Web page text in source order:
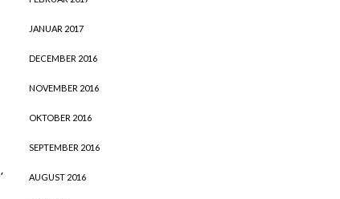
JANUAR 2017
DECEMBER 2016
NOVEMBER 2016
OKTOBER 2016
SEPTEMBER 2016
AUGUST 2016